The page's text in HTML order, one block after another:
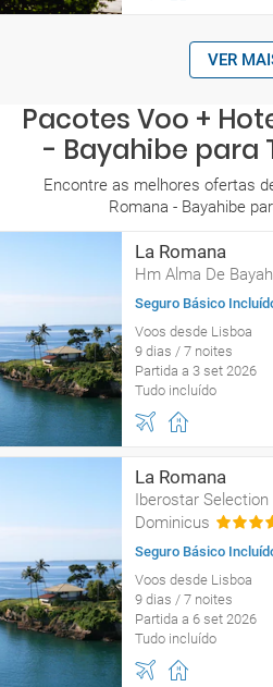
VER
Pacotes Voo +
- Bayahibe para
Encontre as melhores ofertas
Romana - Bayahibe
La Romana
Hm Alma De
Seguro Básico
Voos desde Lisboa
9 dias / 7 noites
Partida a 3 set 2026
Tudo incluído
La Romana
Iberostar Selection
Dominicus
Seguro Básico
Voos desde Lisboa
9 dias / 7 noites
Partida a 6 set 2026
Tudo incluído